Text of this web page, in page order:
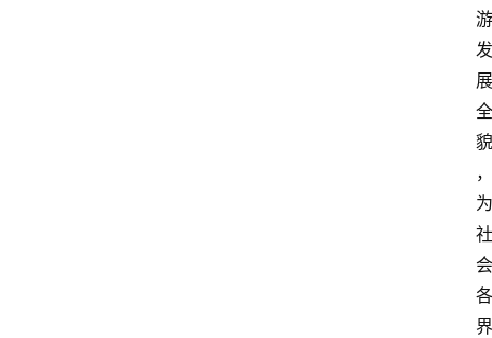
游
发
展
全
貌
，
为
社
会
各
界